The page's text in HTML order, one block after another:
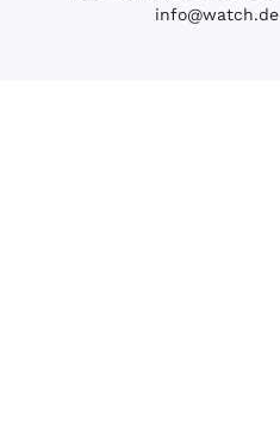
info@watch.de